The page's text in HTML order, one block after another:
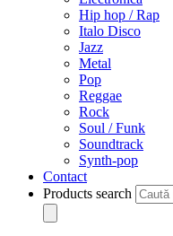
Hip hop / Rap
Italo Disco
Jazz
Metal
Pop
Reggae
Rock
Soul / Funk
Soundtrack
Synth-pop
Contact
Products search